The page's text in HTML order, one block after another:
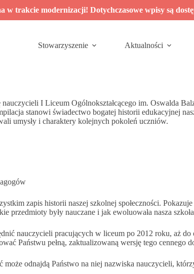
w trakcie modernizacji! Dotychczasowe wpisy są
Stowarzyszenie Aktualności
I Liceum Ogólnokształcącego im. Oswalda
stanowi świadectwo bogatej historii edukacyjnej
umysły i charaktery kolejnych pokoleń uczniów.
zapis historii naszej szkolnej społeczności.
przedmioty były nauczane i jak ewoluowała nasza
nauczycieli pracujących w liceum po 2012 roku, aż do
Państwu pełną, zaktualizowaną wersję tego cennego
może odnajdą Państwo na niej nazwiska nauczycieli,